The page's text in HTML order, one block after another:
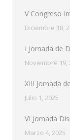
V Congreso
Diciembre 18,
I Jornada de
Noviembre 19,
XIII Jornada
Julio 1, 2025
VI Jornada
Marzo 4, 2025